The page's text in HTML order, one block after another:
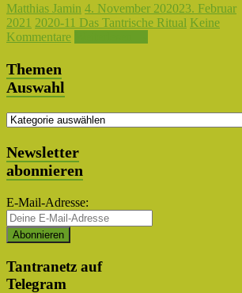
Matthias Jamin 4. November 202023. Februar
2021 2020-11 Das Tantrische Ritual Keine
Kommentare
Themen
Auswahl
Themen
Newsletter
abonnieren
E-Mail-Adresse:
Tantranetz auf
Telegram